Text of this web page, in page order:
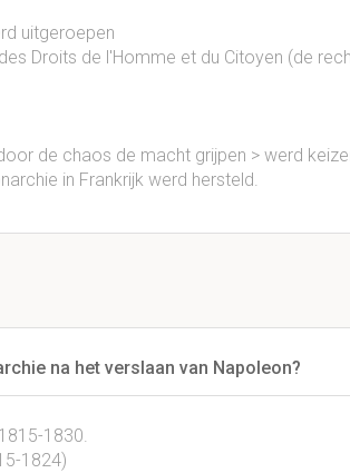
uitgeroepen
Droits de l'Homme et du Citoyen (de
de chaos de macht grijpen > werd
in Frankrijk werd hersteld.
na het verslaan van Napoleon?
1830.
1824)